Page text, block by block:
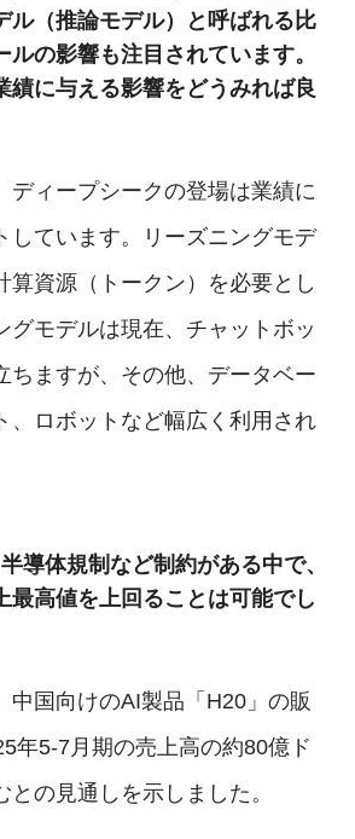
ル（推論モデル）と呼ばれる比
の影響も注目されています。
績に与える影響をどうみれば良
ディープシークの登場は業績に
しています。リーズニングモデ
算資源（トークン）を必要とし
グモデルは現在、チャットボッ
ちますが、その他、データベー
、ロボットなど幅広く利用され
導体規制など制約がある中で、
最高値を上回ることは可能でし
中国向けのAI製品「H20」の販
年5-7月期の売上高の約80億ド
との見通しを示しました。